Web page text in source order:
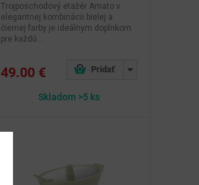
Trojposchodový etažér Amato v
elegantnej kombinácii bielej a
čiernej farby je ideálnym doplnkom
pre každú...
49.00 €
Skladom >5 ks